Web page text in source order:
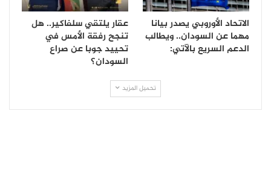
الاتحاد الأوروبي يصدر بيانا
مهما عن السودان.. ويطالب
الدعم السريع بالآتي:
عقار يلتقي سلفاكير.. هل
تنجح رفقة الأمس في
تحييد جوبا عن صراع
السودان؟
تحميل المزيد